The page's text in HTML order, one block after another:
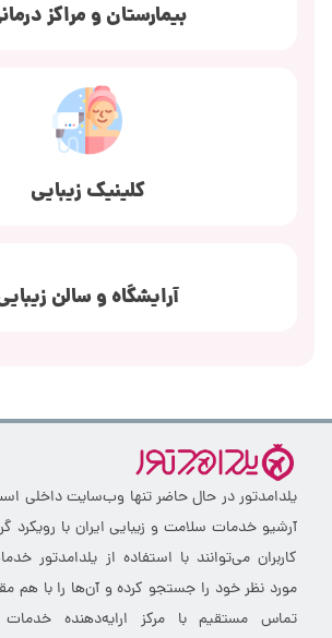
بیمارستان و مراکز
کلینیک زیبایی
آرایشگاه و سالن
یلدامدتور در حال حاضر تنها وب‌سایت داخلی
آرشیو خدمات سلامت و زیبایی ایران با رویکرد
کاربران می‌توانند با استفاده از یلدامدتور
مورد نظر خود را جستجو کرده و آن‌ها را با هم
تماس مستقیم با مرکز ارایه‌دهنده